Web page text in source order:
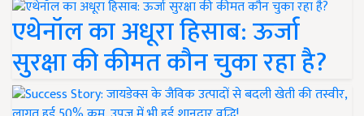
एथेनॉल का अधूरा हिसाब: ऊर्जा
सुरक्षा की कीमत कौन चुका रहा है?